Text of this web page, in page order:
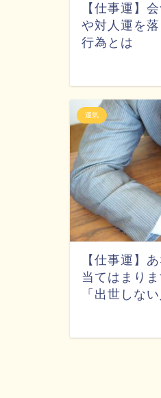
【仕事運】
や対人運を
行為とは
運気
【仕事運】
当てはまり
「出世しな